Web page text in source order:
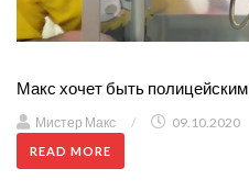
Макс хочет быть полицейским
Мистер Макс / 09.10.2020
READ MORE